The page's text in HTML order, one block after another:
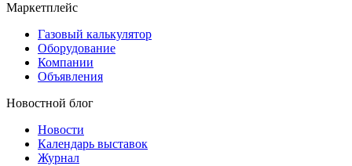
Маркетплейс
Газовый калькулятор
Оборудование
Компании
Объявления
Новостной блог
Новости
Календарь выставок
Журнал